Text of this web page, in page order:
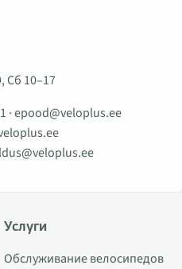
Сб 10–17
·epood@veloplus.ee
Услуги
Обслуживание велосипедов